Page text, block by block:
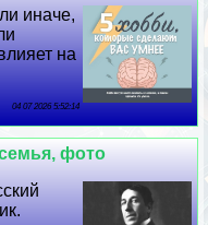
иначе,
на
04 07 2026 5:52:14
фото